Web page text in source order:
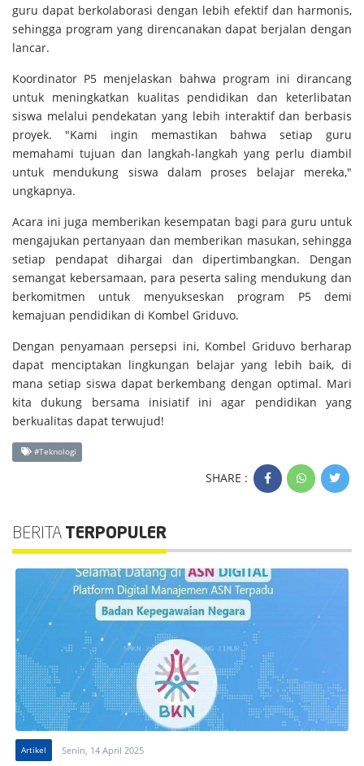
guru dapat berkolaborasi dengan lebih efektif dan harmonis,
sehingga program yang direncanakan dapat berjalan dengan
lancar.
Koordinator P5 menjelaskan bahwa program ini dirancang
untuk meningkatkan kualitas pendidikan dan keterlibatan
siswa melalui pendekatan yang lebih interaktif dan berbasis
proyek. "Kami ingin memastikan bahwa setiap guru
memahami tujuan dan langkah-langkah yang perlu diambil
untuk mendukung siswa dalam proses belajar mereka,"
ungkapnya.
Acara ini juga memberikan kesempatan bagi para guru untuk
mengajukan pertanyaan dan memberikan masukan, sehingga
setiap pendapat dihargai dan dipertimbangkan. Dengan
semangat kebersamaan, para peserta saling mendukung dan
berkomitmen untuk menyukseskan program P5 demi
kemajuan pendidikan di Kombel Griduvo.
Dengan penyamaan persepsi ini, Kombel Griduvo berharap
dapat menciptakan lingkungan belajar yang lebih baik, di
mana setiap siswa dapat berkembang dengan optimal. Mari
kita dukung bersama inisiatif ini agar pendidikan yang
berkualitas dapat terwujud!
#Teknologi
SHARE :
BERITA TERPOPULER
Artikel Senin, 14 April 2025